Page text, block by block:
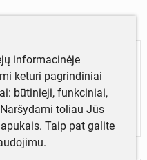
nuo Stasio Šimkaus
informacinėje
keturi pagrindiniai
būtinieji, funkciniai,
toliau Jūs
Taip pat galite